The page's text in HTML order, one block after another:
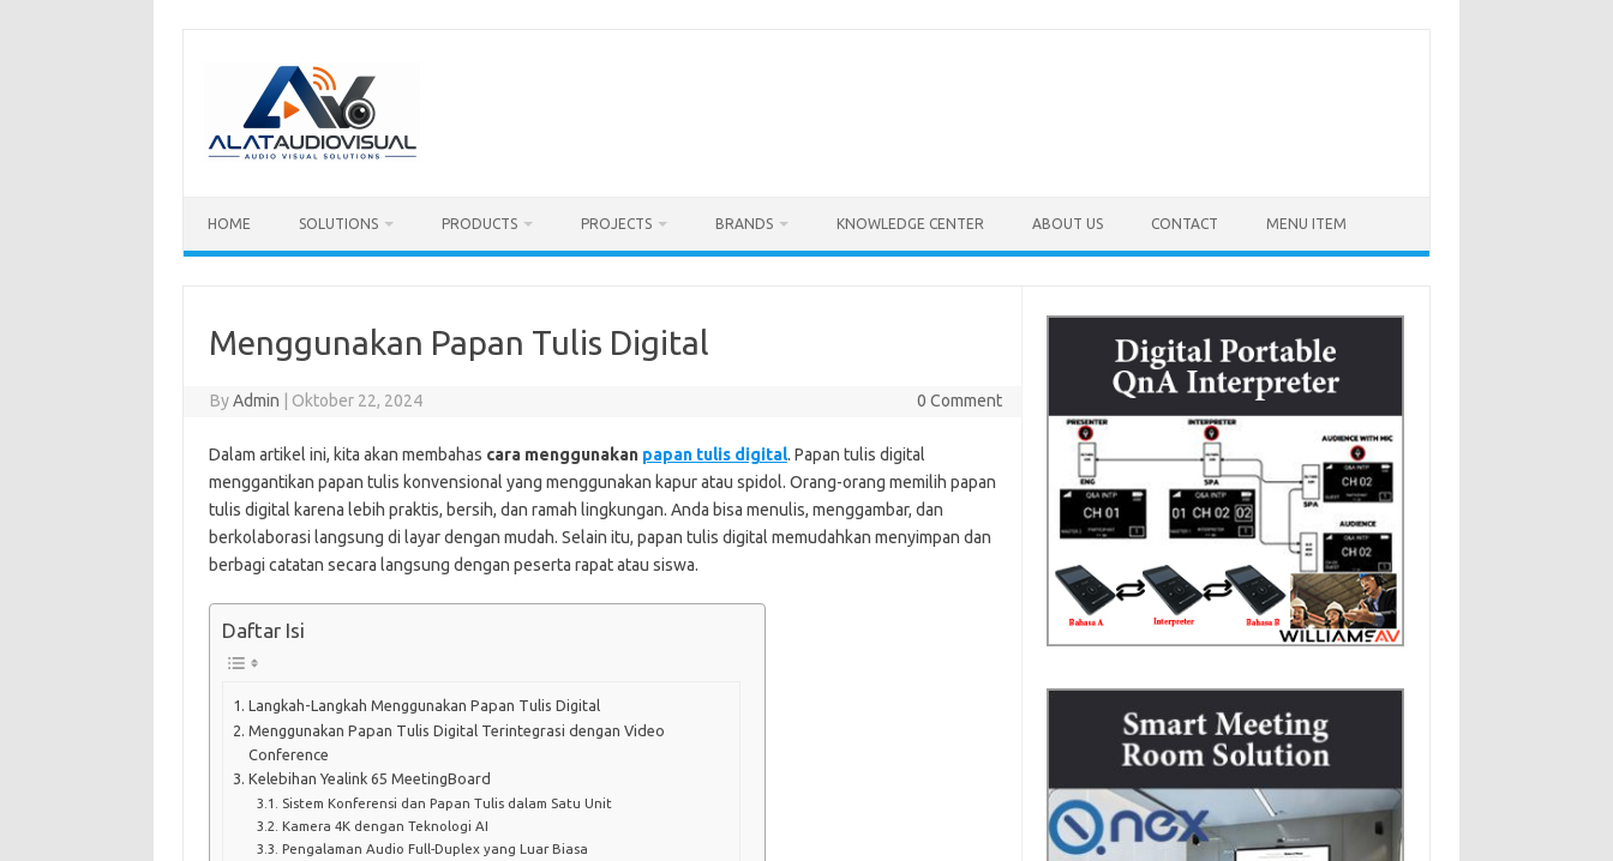
HOME SOLUTIONS PRODUCTS PROJECTS BRANDS KNOWLEDGE CENTER ABOUT US CONTACT MENU ITEM
Menggunakan Papan Tulis Digital
ByAdmin Oktober 22, 2024 0 Comment
Dalam artikel ini, kita akan membahas cara menggunakan papan tulis digital. Papan tulis digital
menggantikan papan tulis konvensional yang menggunakan kapur atau spidol. Orang-orang memilih papan
tulis digital karena lebih praktis, bersih, dan ramah lingkungan. Anda bisa menulis, menggambar, dan
berkolaborasi langsung di layar dengan mudah. Selain itu, papan tulis digital memudahkan menyimpan dan
berbagi catatan secara langsung dengan peserta rapat atau siswa.
Daftar Isi
Langkah-Langkah Menggunakan Papan Tulis Digital
Menggunakan Papan Tulis Digital Terintegrasi dengan Video
Conference
Kelebihan Yealink 65 MeetingBoard
Sistem Konferensi dan Papan Tulis dalam Satu Unit
Kamera 4K dengan Teknologi AI
Pengalaman Audio Full-Duplex yang Luar Biasa